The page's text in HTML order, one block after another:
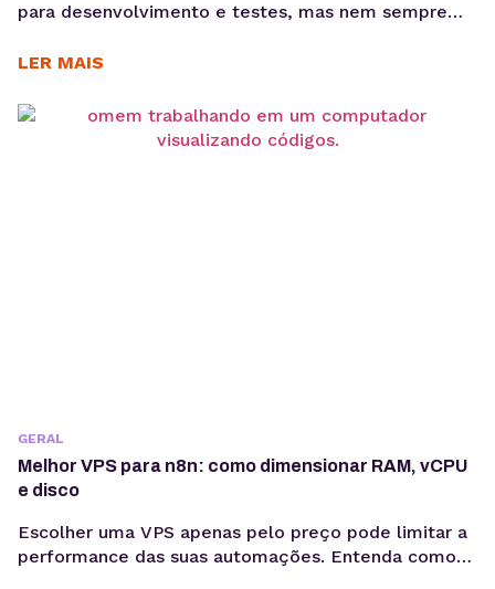
para desenvolvimento e testes, mas nem sempre
produção. Compare ambiente local e VPS e entenda
desempenho, acesso remoto e IP dedicado. Ao
iniciar um projeto com OpenClaw, uma das primeiras
LER MAIS
GERAL
Melhor VPS para n8n: como dimensionar RAM, vCPU
e disco
Escolher uma VPS apenas pelo preço pode limitar a
performance das suas automações. Entenda como